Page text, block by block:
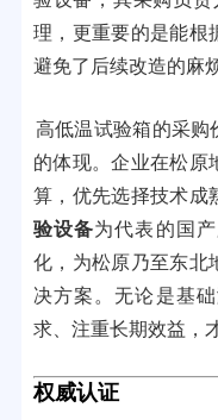
理，更重要的是能根
避免了后续改造的麻
高低温试验箱的采购
的体现。企业在松原
算，优先选择技术成
验设备为代表的国
化，为松原乃至东北
决方案。无论是基
求、注重长期效益，
权威认证